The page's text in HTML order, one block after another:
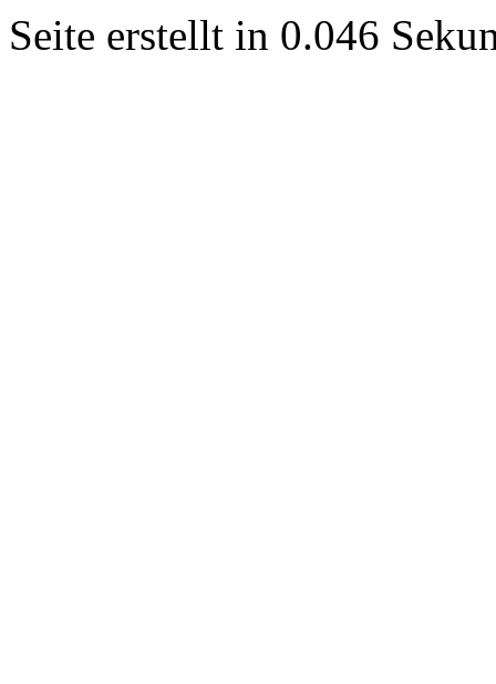
Seite erstellt in 0.046